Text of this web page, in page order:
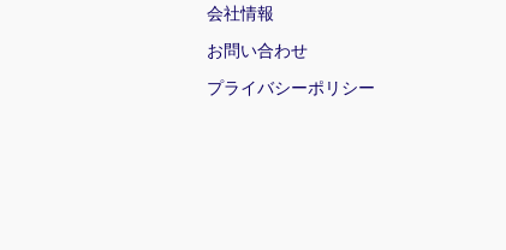
会社情報
お問い合わせ
プライバシーポリシー